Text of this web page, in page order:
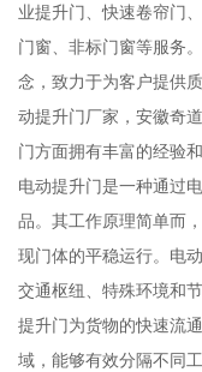
业提升门、快速卷帘门
门窗、非标门窗等服务
念，致力于为客户提供
动提升门厂家，安徽奇
门方面拥有丰富的经验
电动提升门是一种通过
品。其工作原理简单而
现门体的平稳运行。电
交通枢纽、特殊环境和
提升门为货物的快速流
域，能够有效分隔不同